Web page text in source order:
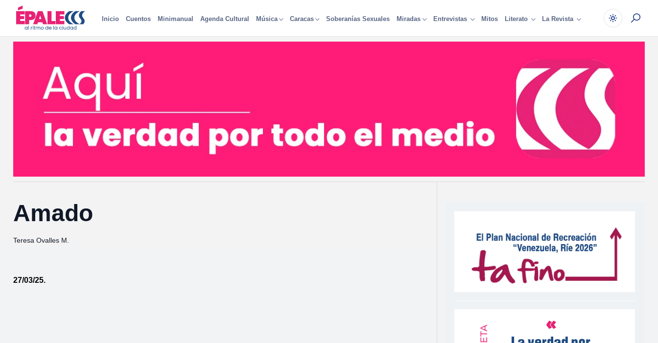
Inicio Cuentos Minimanual Agenda Cultural Música Caracas Soberanías Sexuales Miradas Entrevistas Mitos Literato La Revista
Amado
Teresa Ovalles M.
27/03/25.